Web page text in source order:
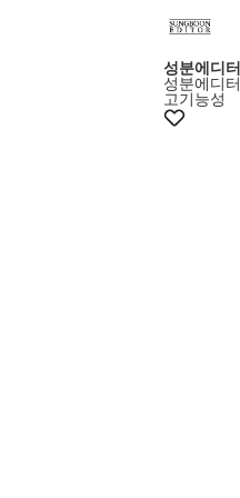
성분에디터
성분에디터
고기능성